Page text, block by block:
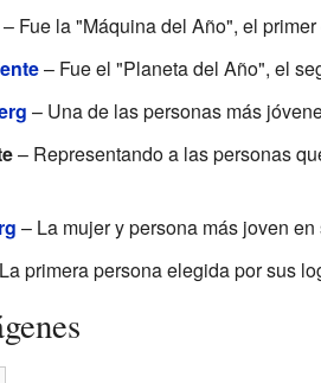
Fue la "Máquina del Año", el
– Fue el "Planeta del Año", el
– Una de las personas más
– Representando a las personas
– La mujer y persona más joven
primera persona elegida por sus